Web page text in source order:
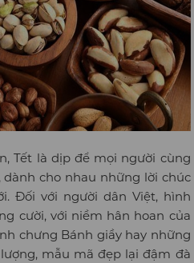
Tết là dịp để mọi người cùng
cho nhau những lời chúc
Đối với người dân Việt, hình
cười, với niềm hân hoan của
chưng Bánh giầy hay những
mẫu mã đẹp lại đậm đà